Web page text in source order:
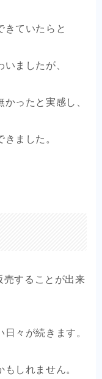
きていたらと
ましたが、
ったと実感し、
きました。
売することが出来
々が続きます。
しれません。